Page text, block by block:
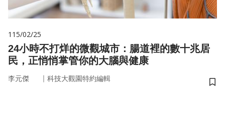
115/02/25
24小時不打烊的微觀城市：腸道裡的數十兆居
民，正悄悄掌管你的大腦與健康
李元傑 ｜ 科技大觀園特約編輯
儲